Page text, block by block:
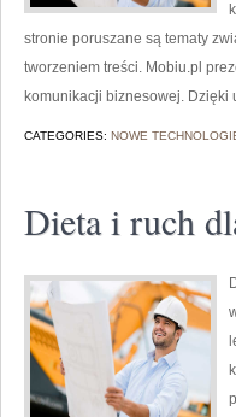
stronie poruszane są tematy
tworzeniem treści. Mobiu.pl
komunikacji biznesowej.
CATEGORIES: NOWE
Dieta i ruch